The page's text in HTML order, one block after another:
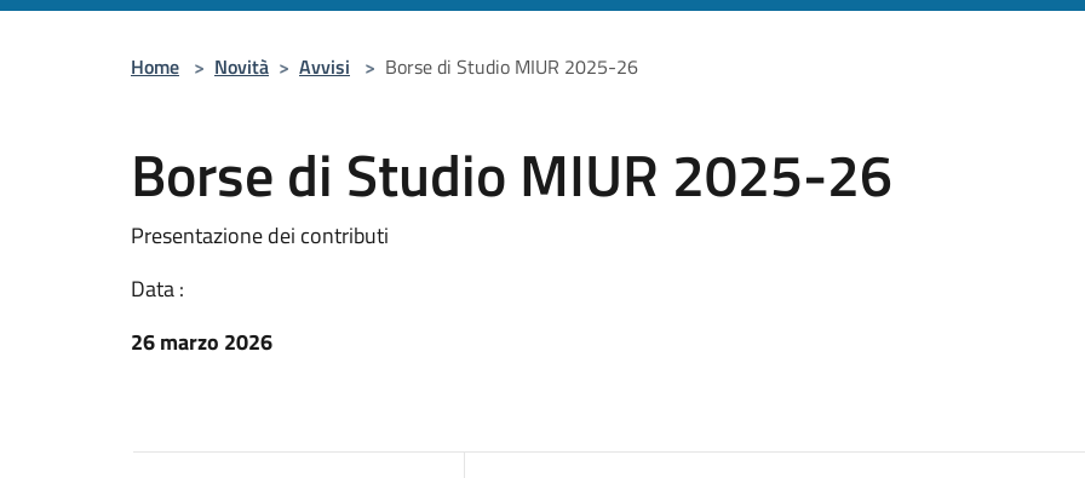
Home > Novità > Avvisi > Borse di Studio MIUR 2025-26
Borse di Studio MIUR 2025-26
Presentazione dei contributi
Data :
26 marzo 2026